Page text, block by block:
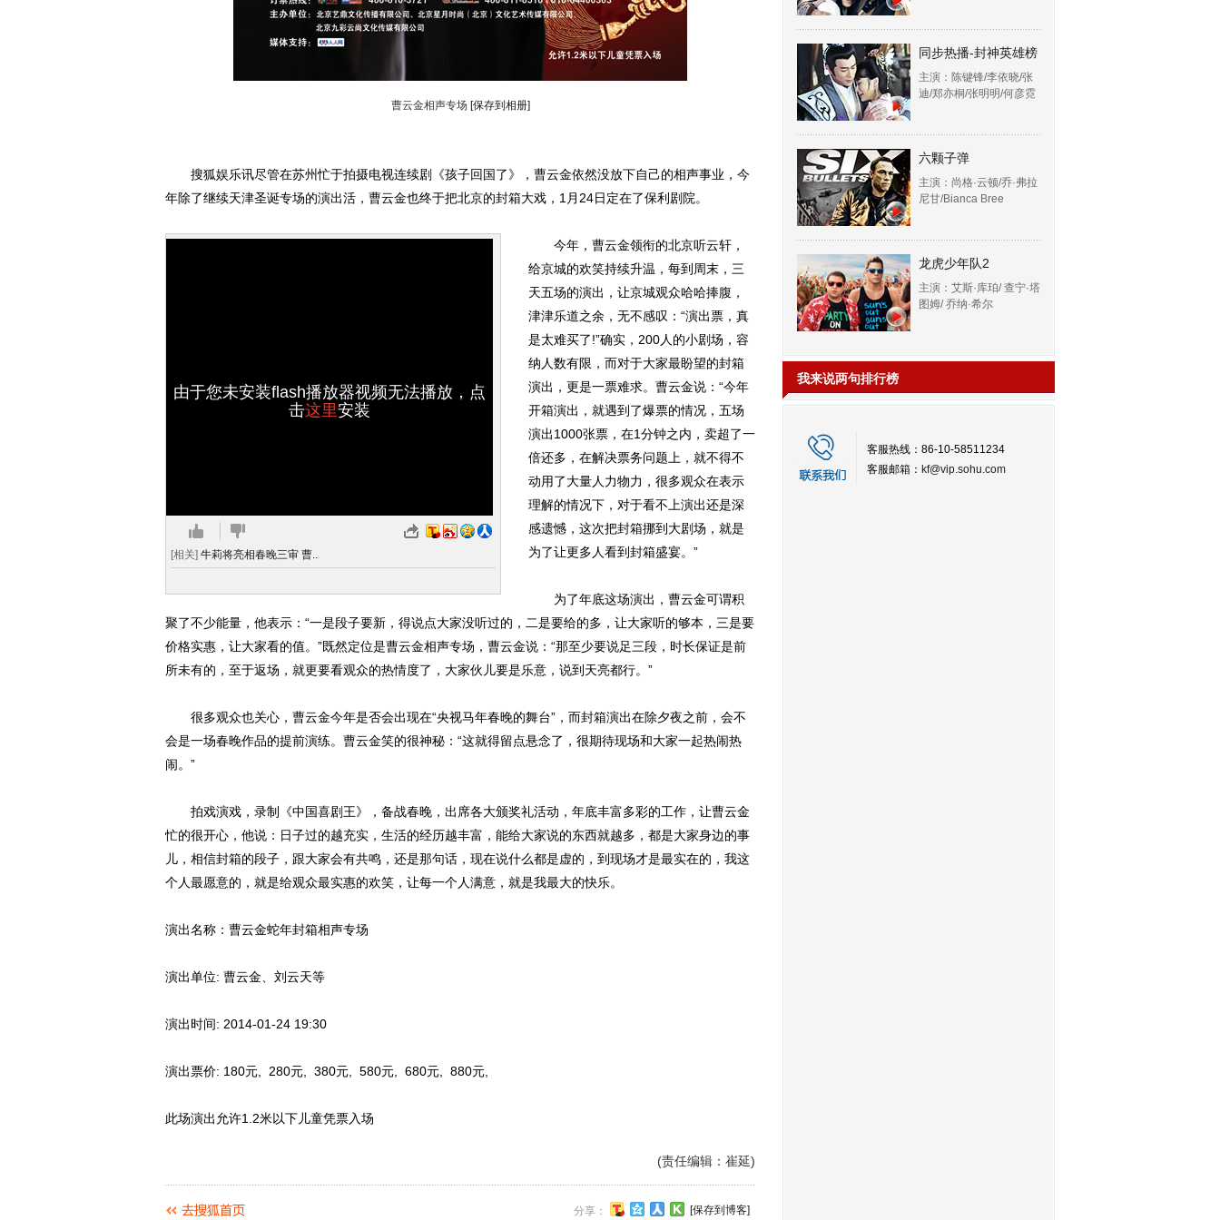
曹云金相声专场 [保存到相册]
搜狐娱乐讯尽管在苏州忙于拍摄电视连续剧《孩子回国了》，曹云金依然没放下自己的相声事业，今
年除了继续天津圣诞专场的演出活，曹云金也终于把北京的封箱大戏，1月24日定在了保利剧院。
由于您未安装flash播放器视频无法播放，点
击这里安装
[相关] 牛莉将亮相春晚三审 曹..
今年，曹云金领衔的北京听云轩，
给京城的欢笑持续升温，每到周末，三
天五场的演出，让京城观众哈哈捧腹，
津津乐道之余，无不感叹：“演出票，真
是太难买了!”确实，200人的小剧场，容
纳人数有限，而对于大家最盼望的封箱
演出，更是一票难求。曹云金说：“今年
开箱演出，就遇到了爆票的情况，五场
演出1000张票，在1分钟之内，卖超了一
倍还多，在解决票务问题上，就不得不
动用了大量人力物力，很多观众在表示
理解的情况下，对于看不上演出还是深
感遗憾，这次把封箱挪到大剧场，就是
为了让更多人看到封箱盛宴。”
为了年底这场演出，曹云金可谓积
聚了不少能量，他表示：“一是段子要新，得说点大家没听过的，二是要给的多，让大家听的够本，三是要
价格实惠，让大家看的值。”既然定位是曹云金相声专场，曹云金说：“那至少要说足三段，时长保证是前
所未有的，至于返场，就更要看观众的热情度了，大家伙儿要是乐意，说到天亮都行。”
很多观众也关心，曹云金今年是否会出现在“央视马年春晚的舞台”，而封箱演出在除夕夜之前，会不
会是一场春晚作品的提前演练。曹云金笑的很神秘：“这就得留点悬念了，很期待现场和大家一起热闹热
闹。”
拍戏演戏，录制《中国喜剧王》，备战春晚，出席各大颁奖礼活动，年底丰富多彩的工作，让曹云金
忙的很开心，他说：日子过的越充实，生活的经历越丰富，能给大家说的东西就越多，都是大家身边的事
儿，相信封箱的段子，跟大家会有共鸣，还是那句话，现在说什么都是虚的，到现场才是最实在的，我这
个人最愿意的，就是给观众最实惠的欢笑，让每一个人满意，就是我最大的快乐。
演出名称：曹云金蛇年封箱相声专场
演出单位: 曹云金、刘云天等
演出时间: 2014-01-24 19:30
演出票价: 180元, 280元, 380元, 580元, 680元, 880元,
此场演出允许1.2米以下儿童凭票入场
(责任编辑：崔延)
分享： [保存到博客]
同步热播-封神英雄榜
主演：陈键锋/李依晓/张
迪/郑亦桐/张明明/何彦霓
六颗子弹
主演：尚格·云顿/乔·弗拉
尼甘/Bianca Bree
龙虎少年队2
主演：艾斯·库珀/ 查宁·塔
图姆/ 乔纳·希尔
我来说两句排行榜
客服热线：86-10-58511234
客服邮箱： kf@vip.sohu.com